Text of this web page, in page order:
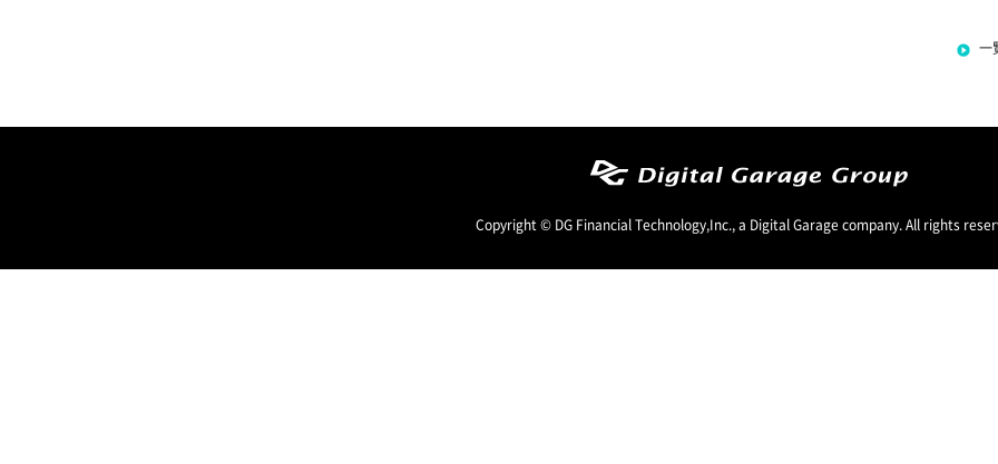
一
Copyright © DG Financial Technology,Inc., a Digital Garage company. All rights